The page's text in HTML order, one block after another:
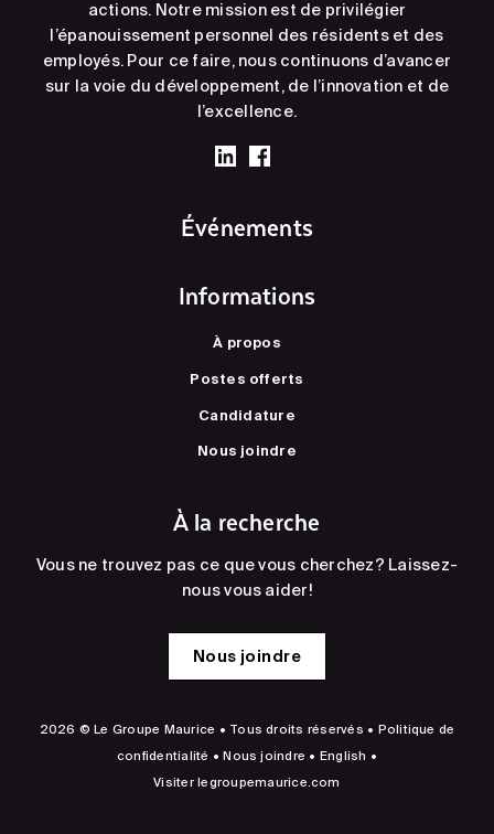
actions. Notre mission est de privilégier
l’épanouissement personnel des résidents et des
employés. Pour ce faire, nous continuons d’avancer
sur la voie du développement, de l’innovation et de
l’excellence.
Événements
Informations
À propos
Postes offerts
Candidature
Nous joindre
À la recherche
Vous ne trouvez pas ce que vous cherchez? Laissez-
nous vous aider!
Nous joindre
2026 © Le Groupe Maurice • Tous droits réservés • Politique de
confidentialité •Nous joindre • English •
Visiterlegroupemaurice.com